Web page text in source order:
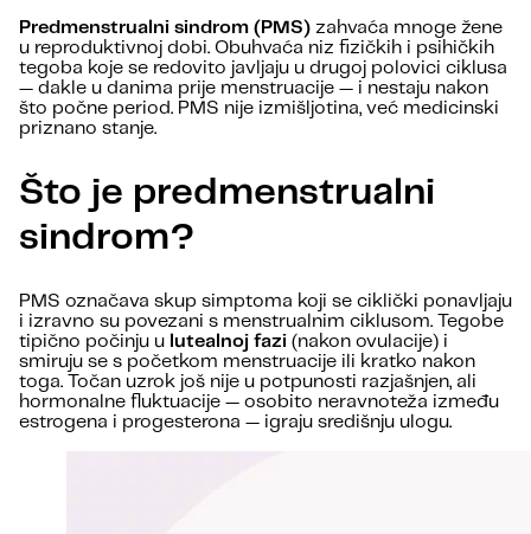
Predmenstrualni sindrom (PMS) zahvaća mnoge žene
u reproduktivnoj dobi. Obuhvaća niz fizičkih i psihičkih
tegoba koje se redovito javljaju u drugoj polovici ciklusa
— dakle u danima prije menstruacije — i nestaju nakon
što počne period. PMS nije izmišljotina, već medicinski
priznano stanje.
Što je predmenstrualni
sindrom?
PMS označava skup simptoma koji se ciklički ponavljaju
i izravno su povezani s menstrualnim ciklusom. Tegobe
tipično počinju u lutealnoj fazi (nakon ovulacije) i
smiruju se s početkom menstruacije ili kratko nakon
toga. Točan uzrok još nije u potpunosti razjašnjen, ali
hormonalne fluktuacije — osobito neravnoteža između
estrogena i progesterona — igraju središnju ulogu.